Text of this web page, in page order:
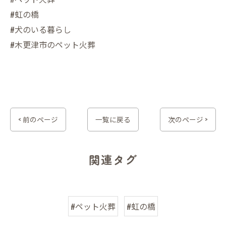
#虹の橋
#犬のいる暮らし
#木更津市のペット火葬
< 前のページ 一覧に戻る 次のページ >
関連タグ
#ペット火葬 #虹の橋